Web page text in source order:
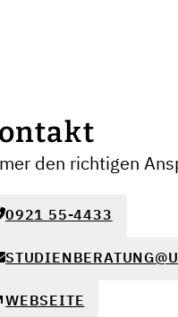
den richtigen
0921 55-4433
WEBSEITE